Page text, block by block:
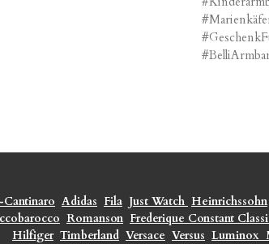
Adidas Fila Just Watch Heinrichssohn
Romanson Frederique Constant
Hilfiger Timberland Versace Versus Luminox